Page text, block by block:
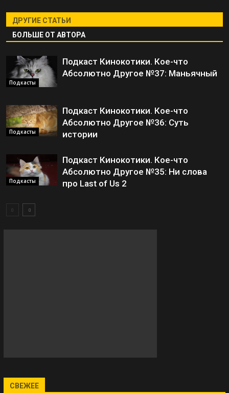
ДРУГИЕ СТАТЬИ
БОЛЬШЕ ОТ АВТОРА
Подкасты
Подкаст Кинокотики. Кое-что
Абсолютно Другое №37: Маньячный
Подкасты
Подкаст Кинокотики. Кое-что
Абсолютно Другое №36: Суть
истории
Подкасты
Подкаст Кинокотики. Кое-что
Абсолютно Другое №35: Ни слова
про Last of Us 2
СВЕЖЕЕ